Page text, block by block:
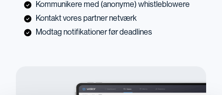
Kommunikere med (anonyme) whistleblowere
Kontakt vorespartner netværk
Modtag notifikationer før deadlines